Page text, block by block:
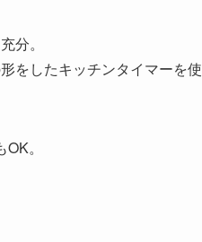
分。
をしたキッチンタイマーを使
。